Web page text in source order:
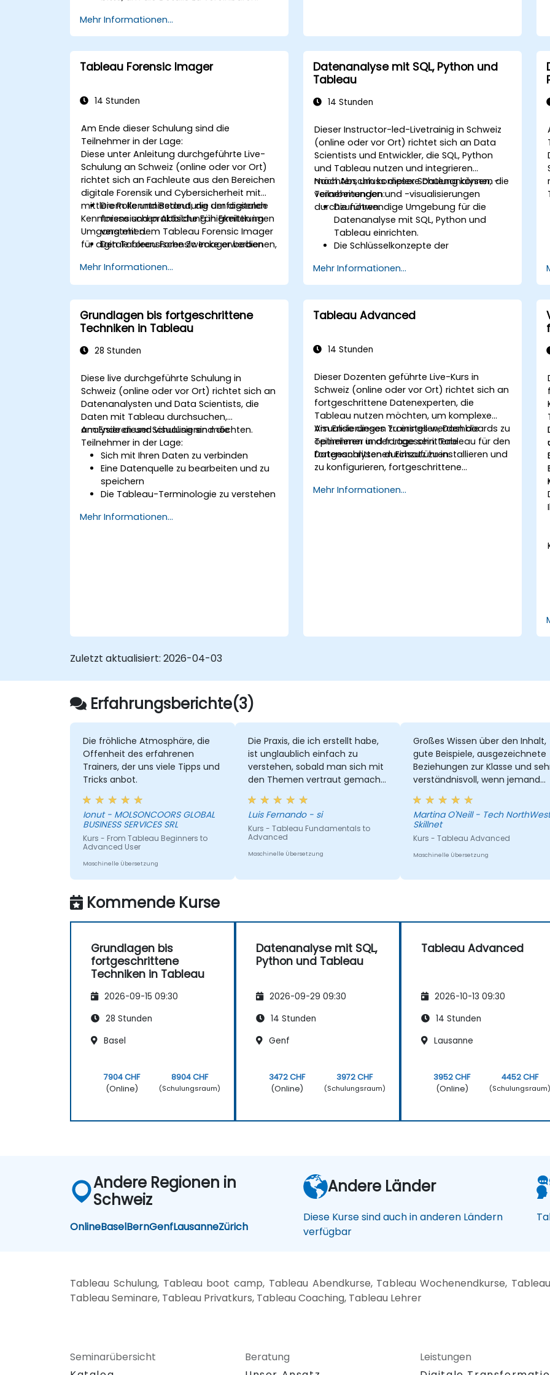
Mehr Informationen...
Einfache und erweiterte Karten mit
einschließlich Füllkarten (Filled Maps),
Dichtekarten (Density Maps) und Dual-
Achsen-Karten.
Mapping-Techniken anwenden, um
interaktive und detaillierte
geografische Visualisierungen zu lösen.
Tableau Forensic Imager
14 Stunden
Am Ende dieser Schulung sind die
Teilnehmer in der Lage:
Diese unter Anleitung durchgeführte Live-
Schulung an Schweiz (online oder vor Ort)
richtet sich an Fachleute aus den Bereichen
digitale Forensik und Cybersicherheit mit
mittlerem Kenntnisstand, die umfassende
Kenntnisse und praktische Fähigkeiten im
Umgang mit dem Tableau Forensic Imager
für digitale forensische Zwecke erwerben
Die Rolle und Bedeutung der digitalen
forensischen Abbildung in Ermittlungen
verstehen.
Den Tableau Forensic Imager bedienen,
erstellen.
Best Practices im Umgang mit und der
Die Softwareoberfläche navigieren, um
Abbildungsaufgaben zu konfigurieren,
auszuführen und zu verwalten.
Forensische Abbilder analysieren und
Gerichtstauglichkeit zu gewährleisten.
Mehr Informationen...
Datenanalyse mit SQL, Python und
Tableau
14 Stunden
Dieser Instructor-led-Livetrainig in Schweiz
(online oder vor Ort) richtet sich an Data
Scientists und Entwickler, die SQL, Python
und Tableau nutzen und integrieren
möchten, um komplexe Datenanalysen, -
verarbeitungen und -visualisierungen
durchzuführen.
Nach Abschluss dieser Schulung können die
Teilnehmenden:
Die notwendige Umgebung für die
Datenanalyse mit SQL, Python und
Tableau einrichten.
Die Schlüsselkonzepte der
Clients, APIs, Endpunkte usw.)
verstehen.
Ihre Kenntnisse in den Grundlagen von
Python und SQL auffrischen.
Daten-Vorverarbeitungs-Techniken in
Lernen, wie Python und SQL für die
können.
In insightful Datenvisualisierungen und
Diagramme mit Tableau erstellen.
Mehr Informationen...
Grundlagen bis fortgeschrittene
Techniken in Tableau
28 Stunden
Diese live durchgeführte Schulung in
Schweiz (online oder vor Ort) richtet sich an
Datenanalysten und Data Scientists, die
Daten mit Tableau durchsuchen,
analysieren und visualisieren möchten.
Am Ende dieser Schulung sind die
Teilnehmer in der Lage:
Sich mit Ihren Daten zu verbinden
Eine Datenquelle zu bearbeiten und zu
speichern
Die Tableau-Terminologie zu verstehen
effektiven Erstellung leistungsstarker
Visualisierungstypen darzustellen
Nutzung von Visualisierungen zu
Mehr Informationen...
Tableau Advanced
14 Stunden
Dieser Dozenten geführte Live-Kurs in
Schweiz (online oder vor Ort) richtet sich an
fortgeschrittene Datenexperten, die
Tableau nutzen möchten, um komplexe
Visualisierungen zu erstellen, Dashboards zu
optimieren und fortgeschrittene
Datenanalysen durchzuführen.
Am Ende dieses Trainings werden die
Teilnehmer in der Lage sein: Tableau für den
fortgeschrittenen Einsatz zu installieren und
zu konfigurieren, fortgeschrittene
Dashboards zu entwerfen und die
Mehr Informationen...
Zuletzt aktualisiert: 2026-04-03
Erfahrungsberichte(3)
Die fröhliche Atmosphäre, die
Offenheit des erfahrenen
Trainers, der uns viele Tipps und
Tricks anbot.
Ionut - MOLSONCOORS GLOBAL
BUSINESS SERVICES SRL
Kurs - From Tableau Beginners to
Advanced User
Maschinelle Übersetzung
Die Praxis, die ich erstellt habe,
ist unglaublich einfach zu
verstehen, sobald man sich mit
den Themen vertraut gemacht
hat.
Luis Fernando - si
Kurs - Tableau Fundamentals to
Advanced
Maschinelle Übersetzung
Großes Wissen über den Inhalt,
gute Beispiele, ausgezeichnete
Beziehungen zur Klasse und
verständnisvoll, wenn jemand
zusätzliche Hilfe benötigte.
Bereit, anzuhalten und Dinge
erneut zu erklären und auf eine
leicht verständliche Weise.
Martina O'Neill - Tech NorthWest
Skillnet
Kurs - Tableau Advanced
Maschinelle Übersetzung
Kommende Kurse
Grundlagen bis
fortgeschrittene
Techniken in Tableau
2026-09-15 09:30
28 Stunden
Basel
7904 CHF
(Online)
8904 CHF
(Schulungsraum)
Datenanalyse mit SQL,
Python und Tableau
2026-09-29 09:30
14 Stunden
Genf
3472 CHF
(Online)
3972 CHF
(Schulungsraum)
Tableau Advanced
2026-10-13 09:30
14 Stunden
Lausanne
3952 CHF
(Online)
4452 CHF
(Schulungsraum)
Andere Regionen in
Schweiz
OnlineBaselBernGenfLausanneZürich
Andere Länder
Diese Kurse sind auch in anderen Ländern
verfügbar
Tableau Schulung, Tableau boot camp, Tableau Abendkurse, Tableau Wochenendkurse,
Tableau Seminare, Tableau Privatkurs, Tableau Coaching, Tableau Lehrer
Seminarübersicht
Beratung
Leistungen